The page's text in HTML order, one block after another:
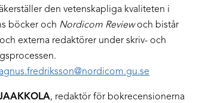
den vetenskapliga kvaliteten i
böcker och Nordicom Reviewoch bistår
externa redaktörer under skriv- och
, redaktör för bokrecensionerna